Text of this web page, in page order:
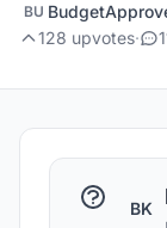
BU
128 upvotes·
BK